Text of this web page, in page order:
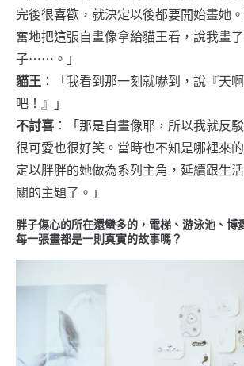
完後很喜歡，就決定以後都要開始畫她
奮地把這張自畫像拿給貓王看，說我畫
子⋯⋯。」
貓王 ：「我看到那一刻就嚇到，說『天
吧！』」
不討喜 ：「那是自畫像耶，所以我就反
很可愛也很好笑。當時也不知是哪裡來
定以胖胖的她做為系列主角，延續跟生
關的主題了。」
胖子傷心的所在還蠻多的，電梯、游泳池、博
每一張畫都是一則真實的故事嗎？